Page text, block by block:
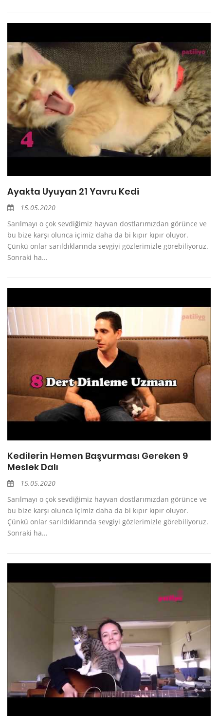
Ayakta Uyuyan 21 Yavru Kedi
15.05.2020
Sarılmayı o çok sevdiğimiz hayvan dostlarımızdan görünce ve
bu bize karşı olunca içimiz daha da bi kıpır kıpır oluyor.
Çünkü onlar sarıldıklarında sevgiyi gözlerimizle görebiliyoruz.
Sonraki ha...
Kedilerin Hemen Başvurması Gereken 9
Meslek Dalı
15.05.2020
Sarılmayı o çok sevdiğimiz hayvan dostlarımızdan görünce ve
bu bize karşı olunca içimiz daha da bi kıpır kıpır oluyor.
Çünkü onlar sarıldıklarında sevgiyi gözlerimizle görebiliyoruz.
Sonraki ha...